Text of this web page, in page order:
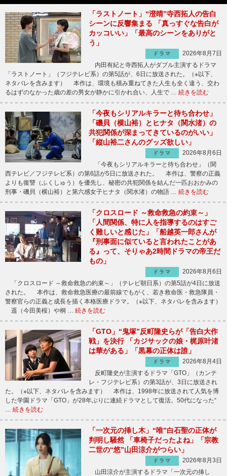
「ラストノート」“澄晴”寺西拓人の告白
シーンに反響集まる 「真っすぐな告白が
カッコいい」「最高のシーンをありがと
う」
ドラマ
2026年8月7日
内田有紀と寺西拓人がダブル主演するドラマ
「ラストノート」（フジテレビ系）の第5話が、6日に放送された。（※以下、
ネタバレを含みます） 本作は、環境も積み重ねてきた人生も全く違う、交わ
るはずのなかった歳の差の男女が静かに引かれ合い、人生で … 続きを読む
「今夜もシリアルキラーと待ち合わせ」
「磯貝（横山裕）とヒナタ（関水渚）の
共犯関係が深まってきているのがいい」
「縦山裕二さんのグッズ欲しい」
ドラマ
2026年8月6日
「今夜もシリアルキラーと待ち合わせ」（関
西テレビ／フジテレビ系）の第6話が5日に放送された。 本作は、警察の正義
よりも復讐（ふくしゅう）を優先し、秘密の共犯関係を結んだ一匹おおかみの
刑事・磯貝（横山裕）と第六感女子ヒナタ（関水渚）の物語 … 続きを読む
「クロスロード ～救命救急の約束～」
「人間関係、特に人を指導するのはすご
く難しいと感じた」「船越英一郎さんが
『刑事面に似ていると言われたことがあ
る』って、そりゃあ2時間ドラマの帝王だ
もの」
ドラマ
2026年8月6日
「クロスロード ～救命救急の約束～」（テレビ朝日系）の第5話が4日に放送
された。 本作は、救命救急医療の最前線でもがく、若き救命医・救急隊員・
警察官らの正義と成長を描く本格医療ドラマ。（※以下、ネタバレを含みます）
遥（今田美桜）や桐 … 続きを読む
「GTO」“鬼塚”反町隆史らが「告白大作
戦」を決行 「カジサックの娘・梶原叶渚
は華がある」「黒幕の正体は誰」
ドラマ
2026年8月4日
反町隆史が主演するドラマ「GTO」（カンテ
レ・フジテレビ系）の第3話が、3日に放送され
た。（※以下、ネタバレを含みます） 本作は、1998年に放送されて人気を博
した学園ドラマ「GTO」が28年ぶりに連続ドラマとして復活。50代になった“
続きを読む
「一次元の挿し木」“唯”白石聖の正体が
判明し騒然 「車椅子だったよね」「宗教
二世の“悠”山田涼介がつらい」
ドラマ
2026年8月3日
山田涼介が主演するドラマ「一次元の挿し